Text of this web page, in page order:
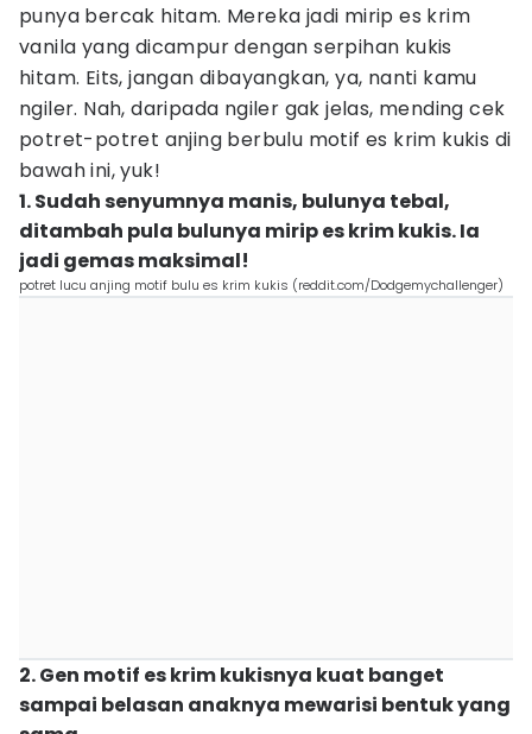
punya bercak hitam. Mereka jadi mirip es krim
vanila yang dicampur dengan serpihan kukis
hitam. Eits, jangan dibayangkan, ya, nanti kamu
ngiler. Nah, daripada ngiler gak jelas, mending cek
potret-potret anjing berbulu motif es krim kukis di
bawah ini, yuk!
1. Sudah senyumnya manis, bulunya tebal,
ditambah pula bulunya mirip es krim kukis. Ia
jadi gemas maksimal!
potret lucu anjing motif bulu es krim kukis (reddit.com/Dodgemychallenger)
2. Gen motif es krim kukisnya kuat banget
sampai belasan anaknya mewarisi bentuk yang